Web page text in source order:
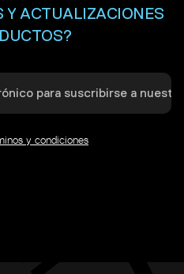
Y ACTUALIZACIONES
y condiciones